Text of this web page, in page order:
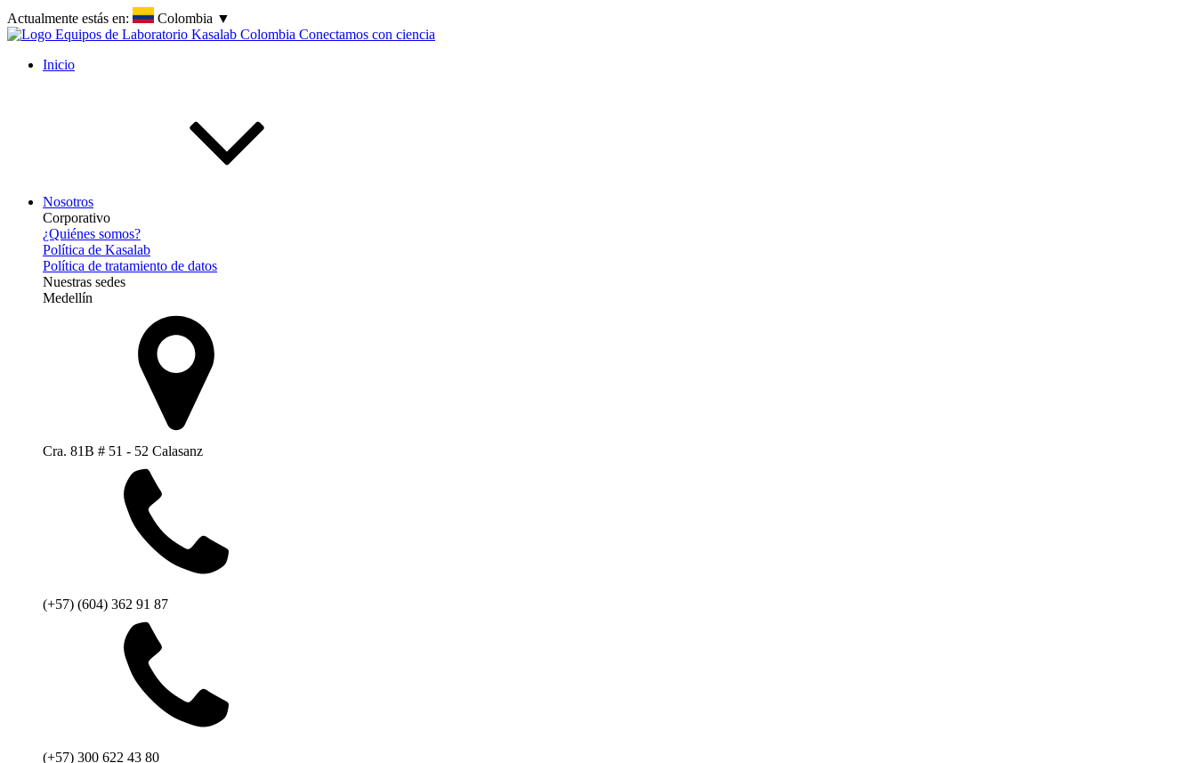
Actualmente estás en: Colombia ▼
Inicio
Nosotros
Corporativo
¿Quiénes somos?
Política de Kasalab
Política de tratamiento de datos
Nuestras sedes
Medellín
Cra. 81B # 51 - 52 Calasanz
(+57) (604) 362 91 87
(+57) 300 622 43 80